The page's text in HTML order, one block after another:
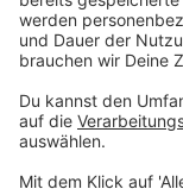
Anzeige
KI für die
die Probleme